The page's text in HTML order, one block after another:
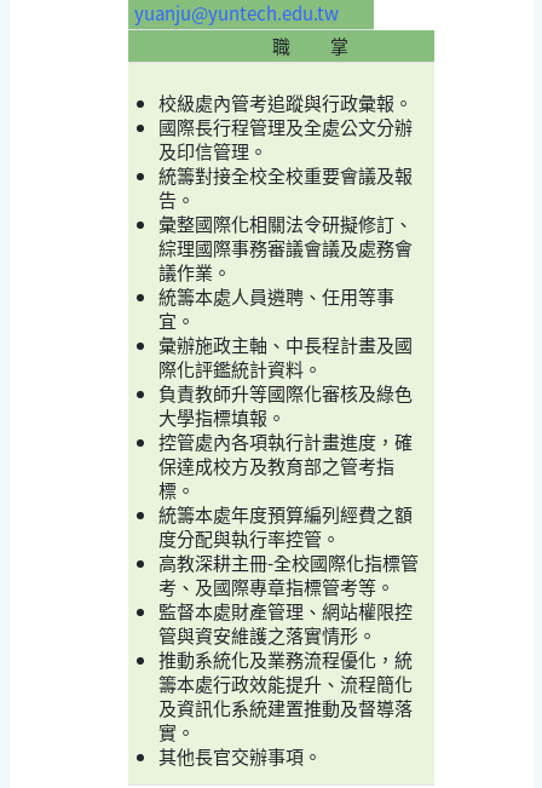
yuanju@yuntech.edu.tw
職 掌
校級處內管考追蹤與行政彙報。
國際長行程管理及全處公文分辦
及印信管理。
統籌對接全校全校重要會議及報
告。
彙整國際化相關法令研擬修訂、
綜理國際事務審議會議及處務會
議作業。
統籌本處人員遴聘、任用等事
宜。
彙辦施政主軸、中長程計畫及國
際化評鑑統計資料。
負責教師升等國際化審核及綠色
大學指標填報。
控管處內各項執行計畫進度，確
保達成校方及教育部之管考指
標。
統籌本處年度預算編列經費之額
度分配與執行率控管。
高教深耕主冊-全校國際化指標管
考、及國際專章指標管考等。
監督本處財產管理、網站權限控
管與資安維護之落實情形。
推動系統化及業務流程優化，統
籌本處行政效能提升、流程簡化
及資訊化系統建置推動及督導落
實。
其他長官交辦事項。